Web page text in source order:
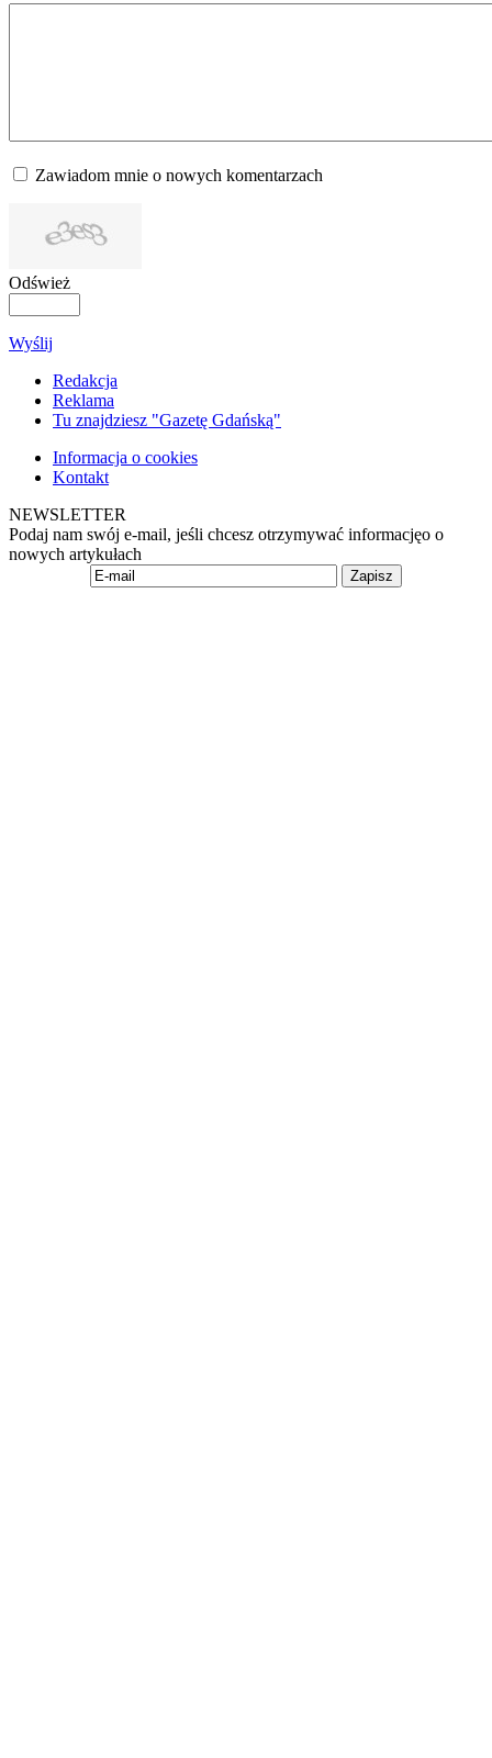
Zawiadom mnie o nowych komentarzach
Odśwież
Wyślij
Redakcja
Reklama
Tu znajdziesz "Gazetę Gdańską"
Informacja o cookies
Kontakt
NEWSLETTER
Podaj nam swój e-mail, jeśli chcesz otrzymywać informacjęo o
nowych artykułach
Zapisz